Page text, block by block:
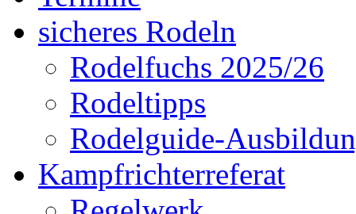
sicheres Rodeln
Rodelfuchs 2025/26
Rodeltipps
Rodelguide-
Kampfrichterreferat